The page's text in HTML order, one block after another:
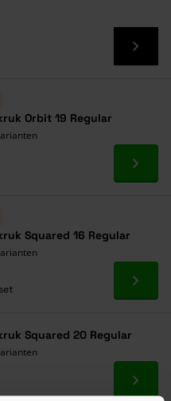
Orbit 19 Regular
Ga
Squared 16 Regular
Ga
Squared 20 Regular
Ga